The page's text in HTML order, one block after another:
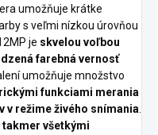
umožňuje krátke
s veľmi nízkou úrovňou
je skvelou voľbou
farebná vernosť
umožňuje množstvo
funkciami merania
režime živého snímania.
takmer všetkými